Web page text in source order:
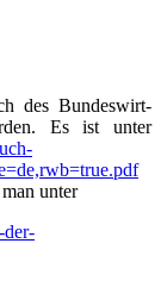
des Bun­des­wirt­
Es ist unter
unter
der-